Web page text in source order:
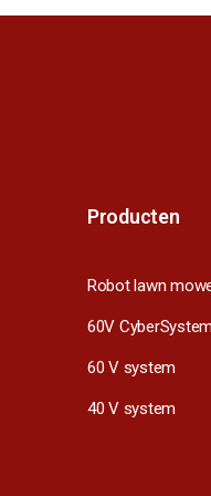
Producten
Robot lawn
60V CyberSystem
60 V system
40 V system